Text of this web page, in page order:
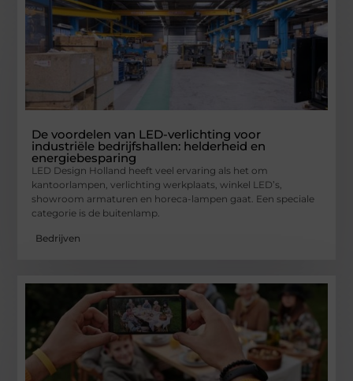
De voordelen van LED-verlichting voor
industriële bedrijfshallen: helderheid en
energiebesparing
LED Design Holland heeft veel ervaring als het om
kantoorlampen, verlichting werkplaats, winkel LED’s,
showroom armaturen en horeca-lampen gaat. Een speciale
categorie is de buitenlamp.
Bedrijven